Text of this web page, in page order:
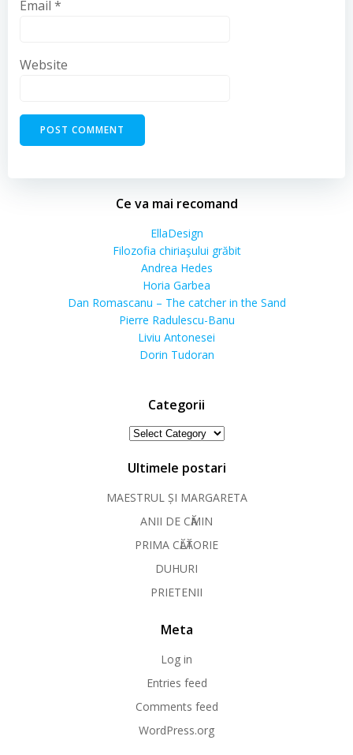
Email *
Website
Ce va mai recomand
EllaDesign
Filozofia chiriaşului grăbit
Andrea Hedes
Horia Garbea
Dan Romascanu – The catcher in the Sand
Pierre Radulescu-Banu
Liviu Antonesei
Dorin Tudoran
Categorii
Categorii
Ultimele postari
MAESTRUL ȘI MARGARETA
ANII DE CӐMIN
PRIMA CӐLӐTORIE
DUHURI
PRIETENII
Meta
Log in
Entries feed
Comments feed
WordPress.org